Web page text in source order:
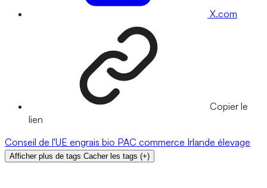
X.com
Copier le
lien
Conseil de l'UE engrais bio PAC commerce Irlande élevage
Afficher plus de tags Cacher les tags (+)